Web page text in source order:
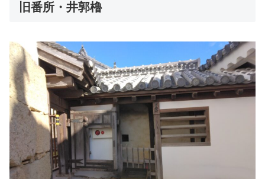
旧番所・井郭櫓